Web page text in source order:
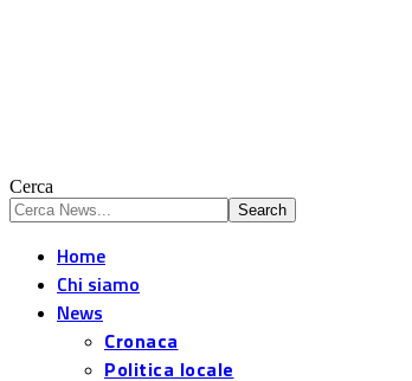
Cerca
Home
Chi siamo
News
Cronaca
Politica locale